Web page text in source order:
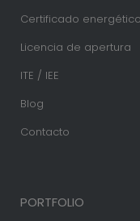
Certificado energético
Licencia de apertura
ITE / IEE
Blog
Contacto
PORTFOLIO